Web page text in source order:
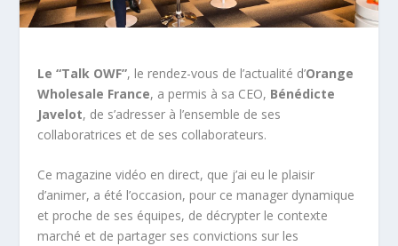
Le “Talk OWF”, le rendez-vous de l’actualité d’Orange
Wholesale France, a permis à sa CEO, Bénédicte
Javelot, de s’adresser à l’ensemble de ses
collaboratrices et de ses collaborateurs.
Ce magazine vidéo en direct, que j’ai eu le plaisir
d’animer, a été l’occasion, pour ce manager dynamique
et proche de ses équipes, de décrypter le contexte
marché et de partager ses convictions sur les